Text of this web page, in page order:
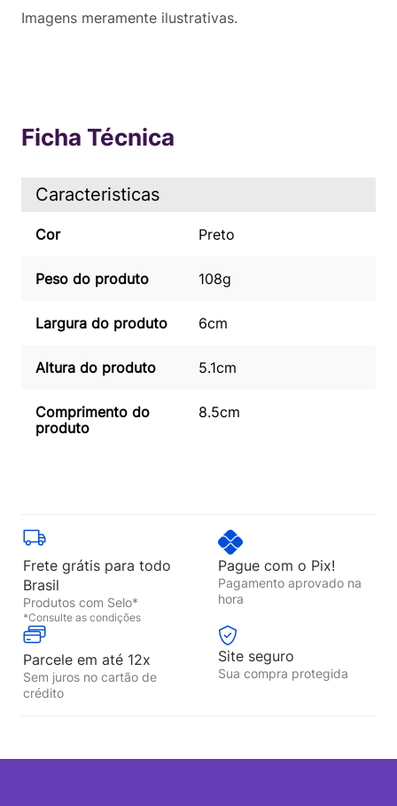
Imagens meramente ilustrativas.
Ficha Técnica
Caracteristicas
Cor Preto
Peso do produto 108g
Largura do produto 6cm
Altura do produto 5.1cm
Comprimento do
produto
8.5cm
Frete grátis para todo
Brasil
Produtos com Selo*
*Consulte as condições
Pague com o Pix!
Pagamento aprovado na
hora
Parcele em até 12x
Sem juros no cartão de
crédito
Site seguro
Sua compra protegida